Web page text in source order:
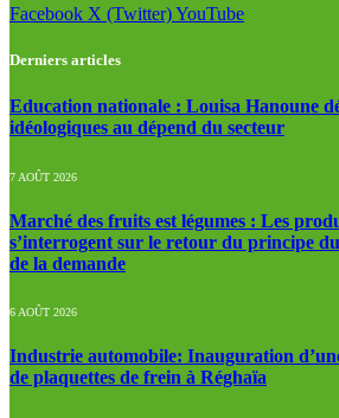
Facebook X (Twitter)YouTube
Derniers articles
Education nationale : Louisa Hanoune
idéologiques au dépend du secteur
7 AOÛT 2026
Marché des fruits est légumes : Les
s’interrogent sur le retour du principe
de la demande
6 AOÛT 2026
Industrie automobile: Inauguration
de plaquettes de frein à Réghaïa